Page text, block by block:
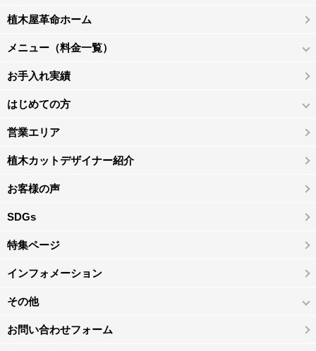
植木屋革命ホーム
メニュー（料金一覧）
お手入れ実績
はじめての方
営業エリア
植木カットデザイナー紹介
お客様の声
SDGs
特集ページ
インフォメーション
その他
お問い合わせフォーム